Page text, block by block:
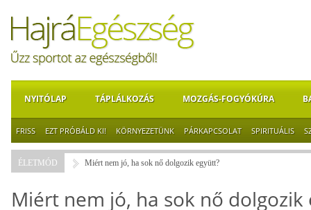
NYITÓLAP TÁPLÁLKOZÁS MOZGÁS-FOGYÓKÚRA
FRISS EZT PRÓBÁLD KI! KÖRNYEZETÜNK PÁRKAPCSOLAT SPIRITUÁLIS
ÉLETMÓD Miért nem jó, ha sok nő dolgozik együtt?
Miért nem jó, ha sok nő dolgozik